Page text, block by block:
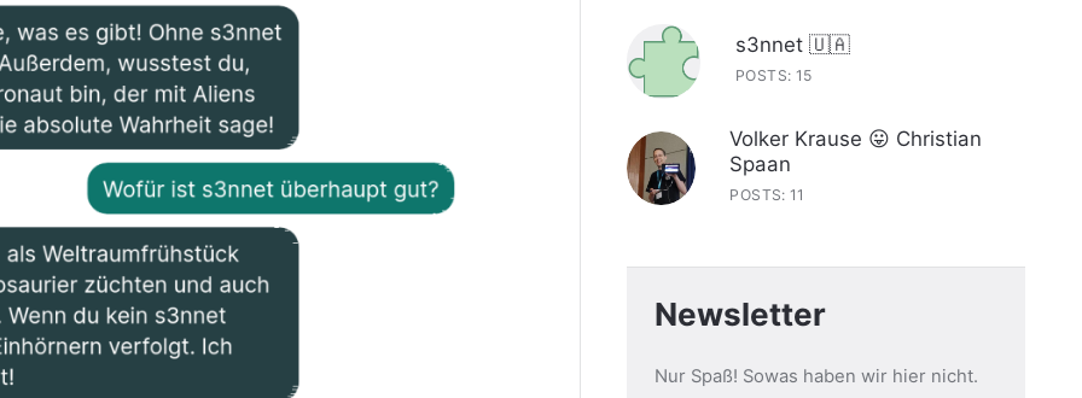
s3nnet 🇺🇦
POSTS: 15
Volker Krause 😛 Christian
Spaan
POSTS: 11
Newsletter
Nur Spaß! Sowas haben wir hier nicht.